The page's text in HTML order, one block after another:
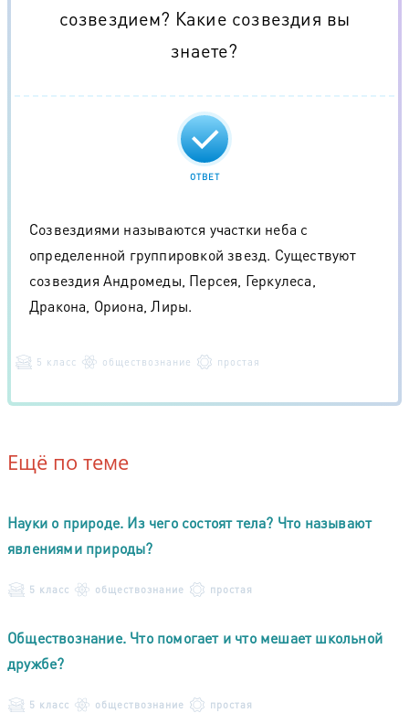
созвездием? Какие созвездия вы
знаете?
ОТВЕТ
Созвездиями называются участки неба с
определенной группировкой звезд. Существуют
созвездия Андромеды, Персея, Геркулеса,
Дракона, Ориона, Лиры.
5 класс обществознание простая
Ещё по теме
Науки о природе. Из чего состоят тела? Что называют
явлениями природы?
5 класс обществознание простая
Обществознание. Что помогает и что мешает школьной
дружбе?
5 класс обществознание простая